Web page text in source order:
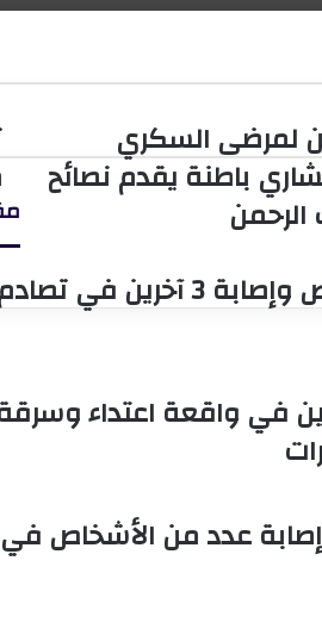
لمرضى السكري
باطنة يقدم نصائح
و
مصرع 3 أشخاص وإصابة
في واقعة اعتداء
عدد من الأشخاص